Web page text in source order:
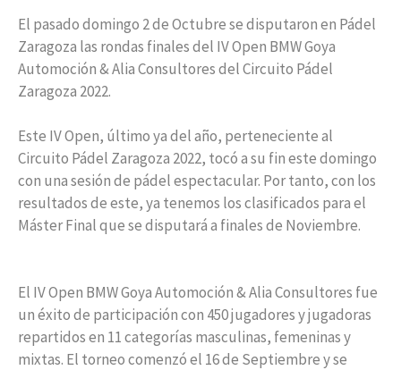
El pasado domingo 2 de Octubre se disputaron en Pádel
Zaragoza las rondas finales del IV Open BMW Goya
Automoción & Alia Consultores del Circuito Pádel
Zaragoza 2022.
Este IV Open, último ya del año, perteneciente al
Circuito Pádel Zaragoza 2022, tocó a su fin este domingo
con una sesión de pádel espectacular. Por tanto, con los
resultados de este, ya tenemos los clasificados para el
Máster Final que se disputará a finales de Noviembre.
El IV Open BMW Goya Automoción & Alia Consultores fue
un éxito de participación con 450 jugadores y jugadoras
repartidos en 11 categorías masculinas, femeninas y
mixtas. El torneo comenzó el 16 de Septiembre y se